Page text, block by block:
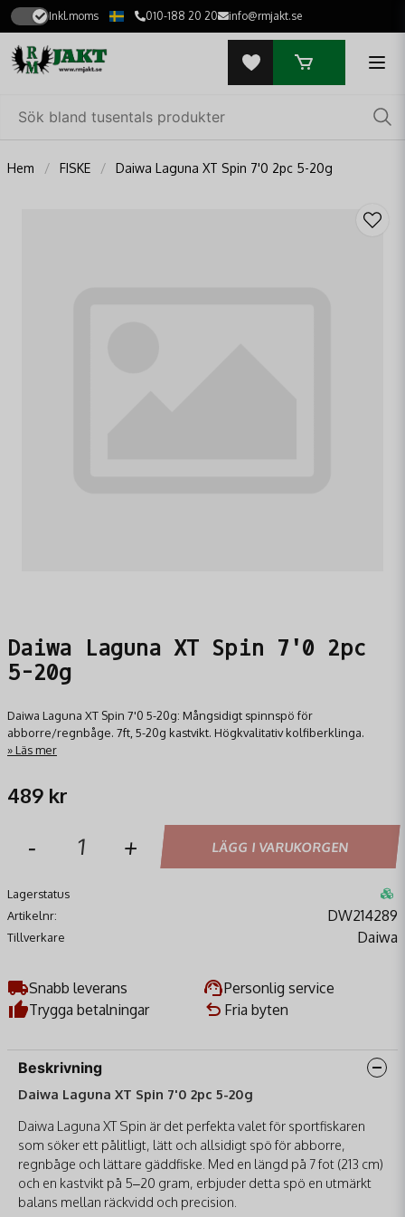
Inkl.moms 010-188 20 20 info@rmjakt.se
Hem FISKE Daiwa Laguna XT Spin 7'0 2pc 5-20g
Daiwa Laguna XT Spin 7'0 2pc
5-20g
Daiwa Laguna XT Spin 7'0 5-20g: Mångsidigt spinnspö för
abborre/regnbåge. 7ft, 5-20g kastvikt. Högkvalitativ kolfiberklinga.
Läs mer
489 kr
- + LÄGG I VARUKORGEN
Lagerstatus
Artikelnr:
DW214289
Tillverkare Daiwa
Snabb leverans
Personlig service
Trygga betalningar
Fria byten
Beskrivning
Daiwa Laguna XT Spin 7'0 2pc 5-20g
Daiwa Laguna XT Spin är det perfekta valet för sportfiskaren
som söker ett pålitligt, lätt och allsidigt spö för abborre,
regnbåge och lättare gäddfiske. Med en längd på 7 fot (213 cm)
och en kastvikt på 5–20 gram, erbjuder detta spö en utmärkt
balans mellan räckvidd och precision.